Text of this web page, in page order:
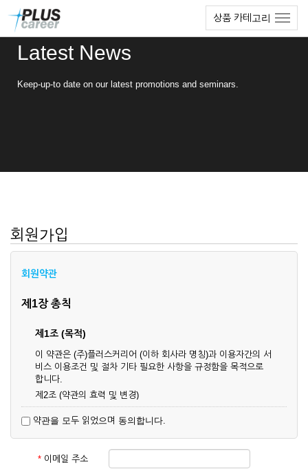
상품 카테고리
Latest News
Keep-up-to date on our latest promotions and seminars.
회원가입
회원약관
제1장 총칙
제1조 (목적)
이 약관은 (주)플러스커리어 (이하 회사라 명칭)과 이용자간의 서
비스 이용조건 및 절차 기타 필요한 사항을 규정함을 목적으로
합니다.
제2조 (약관의 효력 및 변경)
업상 중요 하거나 합리적인 사유가 발생할 경우 온라인 공사를
통하여 변경할 수 있습니다.
② 회원은 변경된 약관에 동의하지 않을 경우 서비스 이용을 중
단하고 이용계약을 해지할 수 있습니다. 약관의 효력 발생일 이
약관을 모두 읽었으며 동의합니다.
* 이메일 주소